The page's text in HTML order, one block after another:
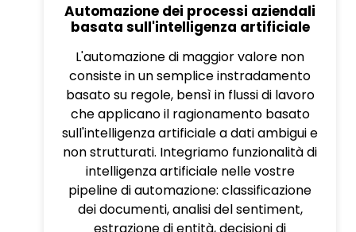
Automazione dei processi aziendali
basata sull'intelligenza artificiale
L'automazione di maggior valore non
consiste in un semplice instradamento
basato su regole, bensì in flussi di lavoro
che applicano il ragionamento basato
sull'intelligenza artificiale a dati ambigui e
non strutturati. Integriamo funzionalità di
intelligenza artificiale nelle vostre
pipeline di automazione: classificazione
dei documenti, analisi del sentiment,
estrazione di entità, decisioni di